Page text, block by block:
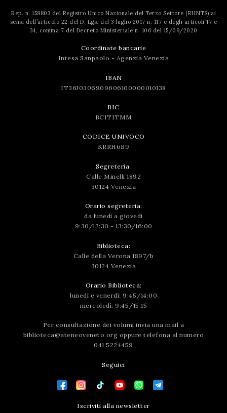
Rep. n. 158803 del Registro Unico Nazionale del Terzo Settore (RUNTS) ai
sensi dell’articolo 22 del D. Lgs. del 3 luglio 2017 n. 117 e degli articoli 17 e
34, comma 7 del Decreto Ministeriale n. 106 del 15/09/2020
Coordinate bancarie
Intesa Sanpaolo - Agenzia Venezia
IBAN
IT36J0306909606100000010138
BIC
BCITITMM
CODICE UNIVOCO
KRRH6B9
Segreteria:
Calle Minelli 1892
30124 Venezia
Orario segreteria:
da lunedì a giovedì
9:30/12:30 - 13:30/16:00
Biblioteca:
Calle della Verona 1897/b
30124 Venezia
Orario Biblioteca:
lunedì e venerdì: 9:45/14:00
mercoledì: 9:45/15:15
Per consultazione dei volumi invia una mail a
biblioteca@ateneoveneto.org oppure telefona al numero
041 5224459
Seguici
Iscriviti alla newsletter